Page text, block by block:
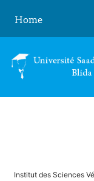
Home
Institut des Sciences